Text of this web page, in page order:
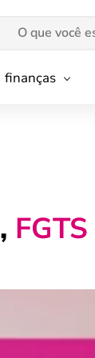
finanças
, FGTS